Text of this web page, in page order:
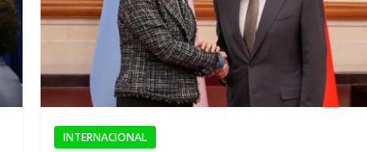
INTERNACIONAL